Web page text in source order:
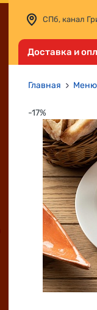
Доставка и
СПб, канал
Главная Меню
-17%